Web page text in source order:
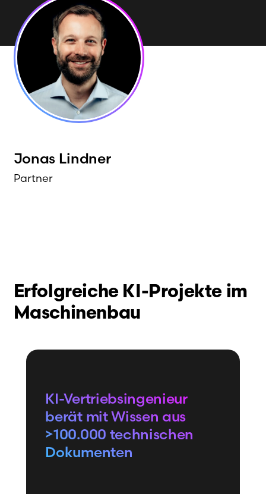
Jonas Lindner
Partner
Erfolgreiche KI-Projekte im
Maschinenbau
KI-Vertriebsingenieur
berät mit Wissen aus
>100.000 technischen
Dokumenten